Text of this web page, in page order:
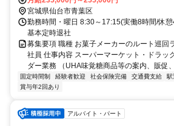
10分
宮城県仙台市青葉区
勤務時間・曜日 8:30～17:15(実働8時間/休
基本定時退社
募集要項 職種 お菓子メーカーのルート巡回
社員 仕事内容 スーパーマーケット・ドラッ
ダー業務 （UHA味覚糖商品等の案内、販促
固定時間制 経験者歓迎 社会保険完備 交通費支給 駅
賞与年2回あり
アルバイト・パート